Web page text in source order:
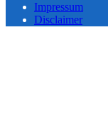
Impressum
Disclaimer